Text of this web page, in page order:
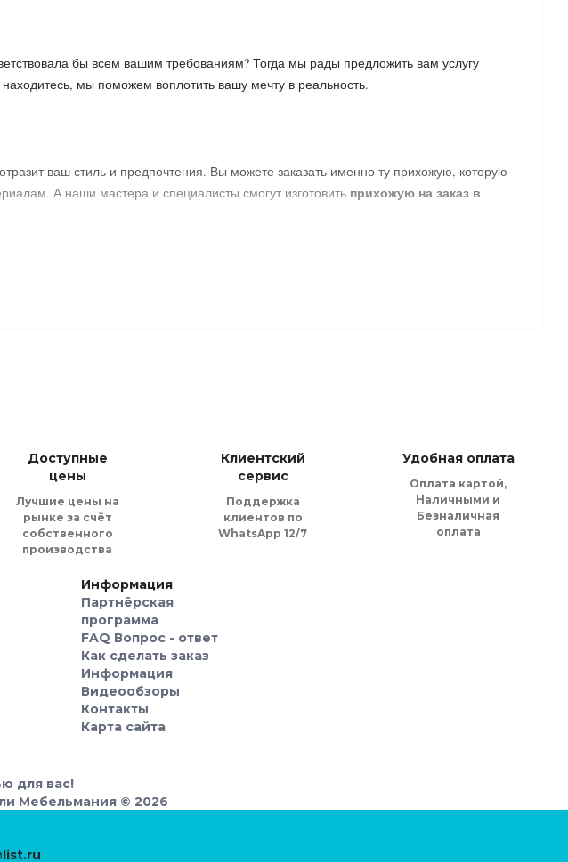
бы всем вашим требованиям? Тогда мы рады предложить вам услугу
мы поможем воплотить вашу мечту в реальность.
ваш стиль и предпочтения. Вы можете заказать именно ту прихожую, которую
А наши мастера и специалисты смогут изготовить прихожую на заказ в
на заказ. Вы можете выбрать стильный дизайн, форму, цветовую гамму и
Доступные
цены
Лучшие цены на
рынке за счёт
собственного
производства
Клиентский
сервис
Поддержка
клиентов по
WhatsApp 12/7
Удобная оплата
Оплата картой,
Наличными и
Безналичная
оплата
Информация
Партнёрская
программа
FAQ Вопрос - ответ
Как сделать заказ
Информация
Видеообзоры
Контакты
Карта сайта
для вас!
Мебельмания © 2026